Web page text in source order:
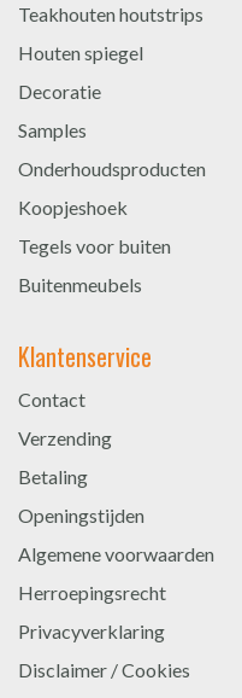
Teakhouten houtstrips
Houten spiegel
Decoratie
Samples
Onderhoudsproducten
Koopjeshoek
Tegels voor buiten
Buitenmeubels
Klantenservice
Contact
Verzending
Betaling
Openingstijden
Algemene voorwaarden
Herroepingsrecht
Privacyverklaring
Disclaimer / Cookies